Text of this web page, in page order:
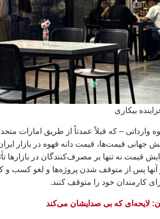
بیکاری
وارداتی – که قبلاً عمدتاً از طریق امارات
قیمت‌ها، قیمت دانه قهوه در بازار
قیمت نه تنها بر مصرف‌کنندگان در بازارها
پس از متوقف شدن پروژه‌ها و لغو کسب و
کارمندان خود را متوقف کنند.
لایحه‌ای که بی صدایشان می‌کند